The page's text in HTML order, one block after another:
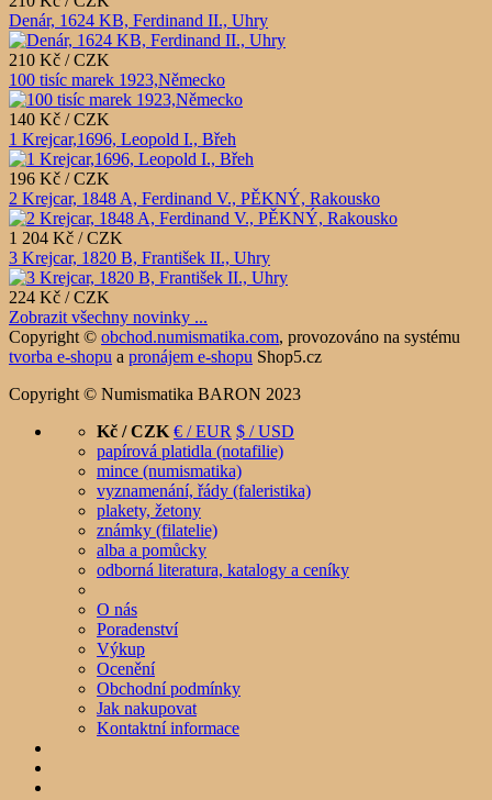
Denár, 1624 KB, Ferdinand II., Uhry
210 Kč / CZK
100 tisíc marek 1923,Německo
140 Kč / CZK
1 Krejcar,1696, Leopold I., Břeh
196 Kč / CZK
2 Krejcar, 1848 A, Ferdinand V., PĚKNÝ, Rakousko
1 204 Kč / CZK
3 Krejcar, 1820 B, František II., Uhry
224 Kč / CZK
Zobrazit všechny novinky ...
Copyright © obchod.numismatika.com, provozováno na systému
tvorba e-shopu a pronájem e-shopu Shop5.cz
Copyright © Numismatika BARON 2023
Kč / CZK € / EUR $ / USD
papírová platidla (notafilie)
mince (numismatika)
vyznamenání, řády (faleristika)
plakety, žetony
známky (filatelie)
alba a pomůcky
odborná literatura, katalogy a ceníky
O nás
Poradenství
Výkup
Ocenění
Obchodní podmínky
Jak nakupovat
Kontaktní informace